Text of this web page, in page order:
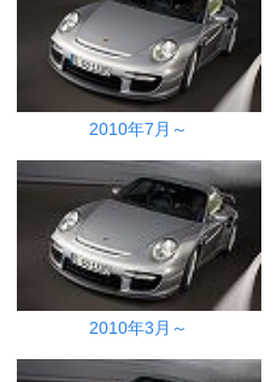
2010年7月～
2010年3月～